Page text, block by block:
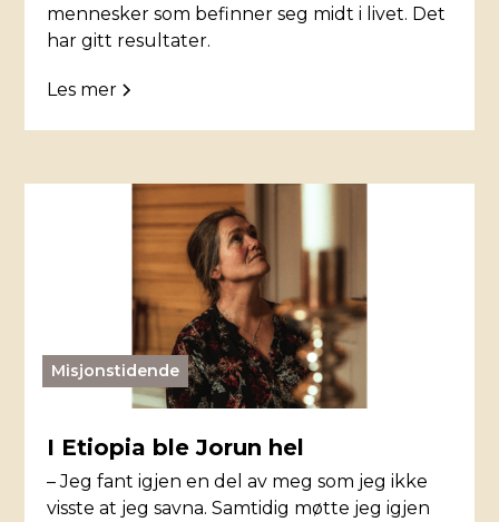
mennesker som befinner seg midt i livet. Det
har gitt resultater.
Les mer
Misjonstidende
I Etiopia ble Jorun hel
– Jeg fant igjen en del av meg som jeg ikke
visste at jeg savna. Samtidig møtte jeg igjen